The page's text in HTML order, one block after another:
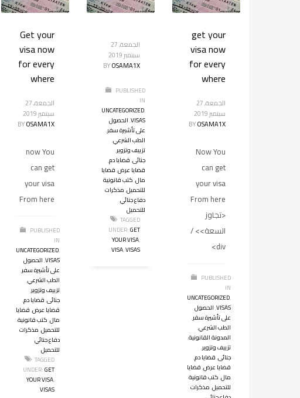
get your
visa now
for every
where
الجمعة, 27
سبتمبر 2019
BYOSAMA1X
Now You
can get
your visa
From here
<تجاوز
السعة>> /
div>
PUBLISHED
IN
UNCATEGORIZED,
VISAS
,الحصول
على تأشيرة سفر,
الطب الشرعي,
المدونة القانونية,
تزييف وتزوير,
جنائى,قضايا دم,
قضايا عرض,قضايا
مال,كتب قانونية
للتحميل,مذكرات
الجمعة, 27
سبتمبر 2019
BYOSAMA1X
PUBLISHED
IN
UNCATEGORIZED,
VISAS
,الحصول
على تأشيرة سفر,
الطب الشرعي,
تزييف وتزوير,
جنائى,قضايا دم,
قضايا عرض,قضايا
مال,كتب قانونية
للتحميل,مذكرات
دفاع جنائي
للتحميل
TAGGED
UNDER:GET
YOUR VISA,
VISA,VISAS
Get your
visa now
for every
where
الجمعة, 27
سبتمبر 2019
BYOSAMA1X
now You
can get
your visa
From here
PUBLISHED
IN
UNCATEGORIZED,
VISAS
,الحصول
على تأشيرة سفر,
الطب الشرعي,
تزييف وتزوير,
جنائى,قضايا دم,
قضايا عرض,قضايا
مال,كتب قانونية
للتحميل,مذكرات
دفاع جنائي
للتحميل
TAGGED
UNDER:GET
YOUR VISA,
VISAS